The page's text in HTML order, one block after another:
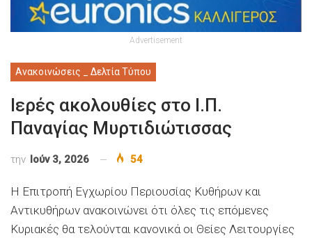
Advertisement
Ανακοινώσεις _ Δελτία Τύπου
Ιερές ακολουθίες στο Ι.Π.
Παναγίας Μυρτιδιώτισσας
την Ιούν 3, 2026 54
Η Επιτροπή Εγχωρίου Περιουσίας Κυθήρων και
Αντικυθήρων ανακοινώνει ότι όλες τις επόμενες
Κυριακές θα τελούνται κανονικά οι Θείες Λειτουργίες